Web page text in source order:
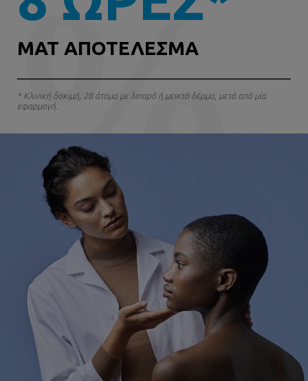
ΜΑΤ ΑΠΟΤΈΛΕΣΜΑ
* Κλινική δοκιμή, 28 άτομα με λιπαρό ή μεικτό δέρμα, μετά από μία
εφαρμογή.